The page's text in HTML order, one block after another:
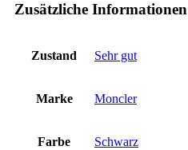
Zusätzliche Informationen
Zustand Sehr gut
Marke Moncler
Farbe Schwarz